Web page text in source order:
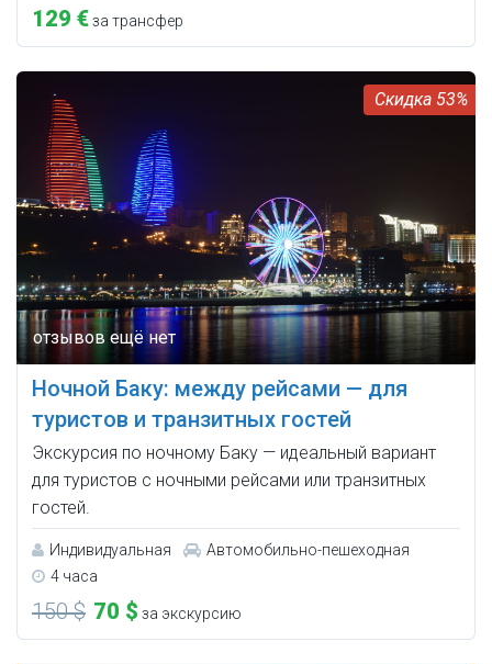
129 €за трансфер
53%
Ночной Баку: между рейсами — для
туристов и транзитных гостей
Экскурсия по ночному Баку — идеальный вариант
для туристов с ночными рейсами или транзитных
гостей.
Индивидуальная
Автомобильно-пешеходная
4 часа
150 $ 70 $ за экскурсию